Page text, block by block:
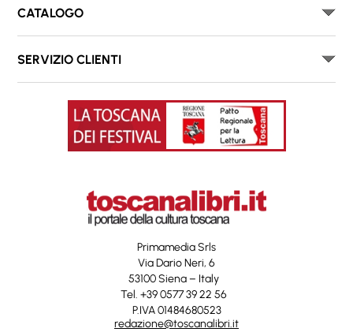
CATALOGO
SERVIZIO CLIENTI
Primamedia Srls
Via Dario Neri, 6
53100 Siena – Italy
Tel. +39 0577 39 22 56
P.IVA 01484680523
redazione@toscanalibri.it